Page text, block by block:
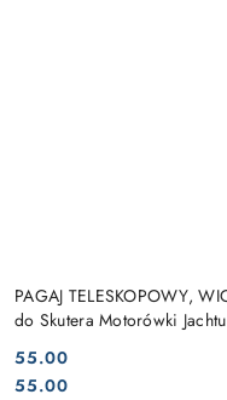
PAGAJ TELESKOPOWY,
do Skutera Motorówki Jachtu
Cena:
55.00
Cena:
55.00